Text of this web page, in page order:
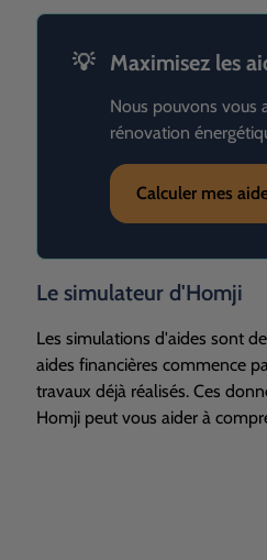
Maximisez les
Nous pouvons vous
rénovation
Calculer mes
Le simulateur d'Homji
Les simulations d'aides sont
aides financières commence
travaux déjà réalisés. Ces
Homji peut vous aider à